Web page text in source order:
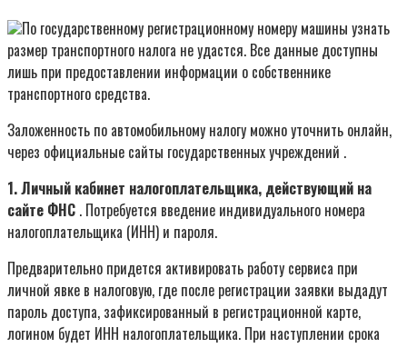
По государственному регистрационному номеру машины узнать
размер транспортного налога не удастся. Все данные доступны
лишь при предоставлении информации о собственнике
транспортного средства.
Заложенность по автомобильному налогу можно уточнить онлайн,
через официальные сайты государственных учреждений .
1. Личный кабинет налогоплательщика, действующий на
сайте ФНС . Потребуется введение индивидуального номера
налогоплательщика (ИНН) и пароля.
Предварительно придется активировать работу сервиса при
личной явке в налоговую, где после регистрации заявки выдадут
пароль доступа, зафиксированный в регистрационной карте,
логином будет ИНН налогоплательщика. При наступлении срока